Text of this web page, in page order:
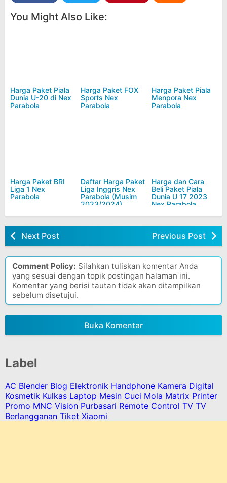
You Might Also Like:
Harga Paket Piala
Dunia U-20 di Nex
Parabola
Harga Paket FOX
Sports Nex
Parabola
Harga Paket Piala
Menpora Nex
Parabola
Harga Paket BRI
Liga 1 Nex
Parabola
Daftar Harga Paket
Liga Inggris Nex
Parabola (Musim
2023/2024)
Harga dan Cara
Beli Paket Piala
Dunia U 17 2023
Nex Parabola
Next Post Previous Post
Comment Policy: Silahkan tuliskan komentar Anda
yang sesuai dengan topik postingan halaman ini.
Komentar yang berisi tautan tidak akan ditampilkan
sebelum disetujui.
Buka Komentar
Label
AC Blender Blog Elektronik Handphone Kamera Digital
Kosmetik Kulkas Laptop Mesin Cuci Mola Matrix Printer
Promo MNC Vision Purbasari Remote Control TV TV
Berlangganan Tiket Xiaomi